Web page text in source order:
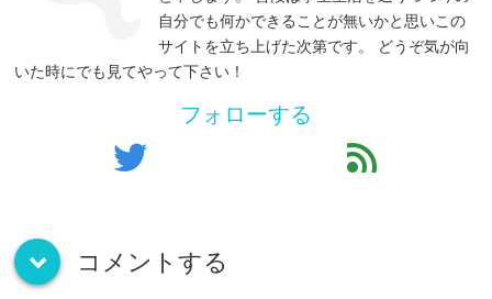
自分でも何かできることが無いかと思いこの
サイトを立ち上げた次第です。 どうぞ気が向
いた時にでも見てやって下さい！
フォローする
twitter feed
down コメントする